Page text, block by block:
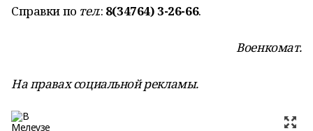
Справки по тел.: 8(34764) 3-26-66.
Военкомат.
На правах социальной рекламы.